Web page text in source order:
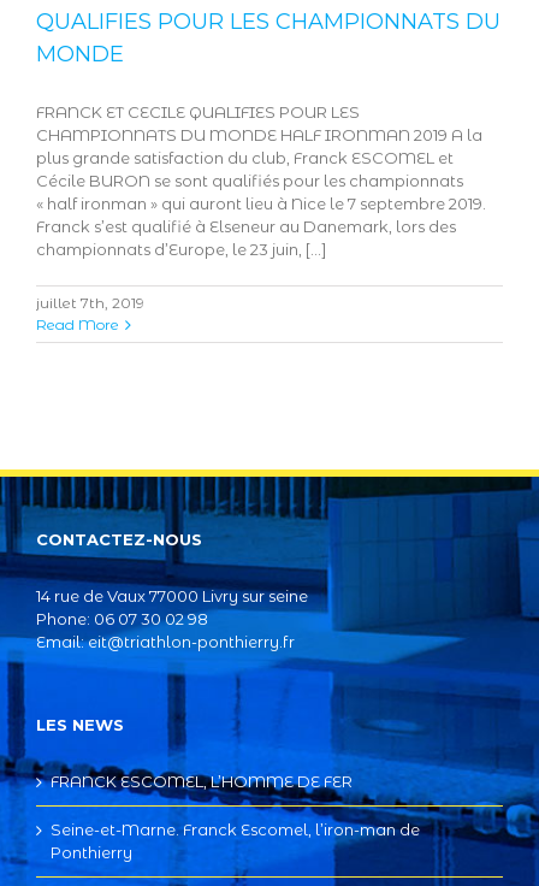
QUALIFIES POUR LES CHAMPIONNATS DU
MONDE
FRANCK ET CECILE QUALIFIES POUR LES
CHAMPIONNATS DU MONDE HALF IRONMAN 2019 A la
plus grande satisfaction du club, Franck ESCOMEL et
Cécile BURON se sont qualifiés pour les championnats
« half ironman » qui auront lieu à Nice le 7 septembre 2019.
Franck s’est qualifié à Elseneur au Danemark, lors des
championnats d’Europe, le 23 juin, [...]
juillet 7th, 2019
Read More
CONTACTEZ-NOUS
14 rue de Vaux 77000 Livry sur seine
Phone: 06 07 30 02 98
Email:eit@triathlon-ponthierry.fr
LES NEWS
FRANCK ESCOMEL, L’HOMME DE FER
Seine-et-Marne. Franck Escomel, l’iron-man de
Ponthierry